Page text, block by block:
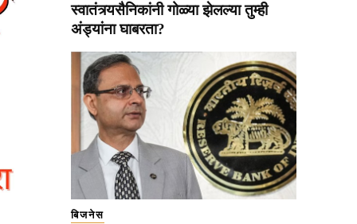
स्वातंत्र्यसैनिकांनी गोळ्या झेलल्या तुम्ही
अंड्यांना घाबरता?
बिजनेस